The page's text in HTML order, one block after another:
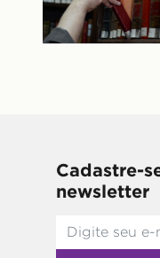
Cadastre-
newsletter